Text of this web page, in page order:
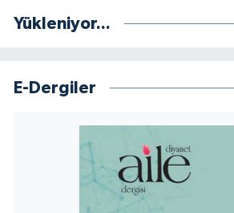
Yükleniyor...
E-Dergiler
Kocaeli Müftülüğü
Konya Müftülüğü
Malatya Müftülüğü
Manisa Müftülüğü